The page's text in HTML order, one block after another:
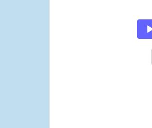
Audio
Player